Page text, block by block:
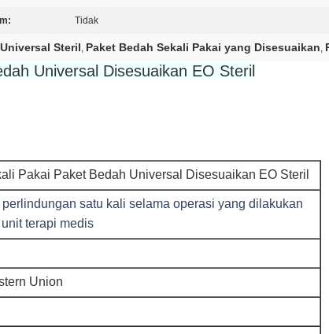
Tidak
Steril, Paket Bedah Sekali Pakai yang Disesuaikan,
Universal Disesuaikan EO Steril
Pakai Paket Bedah Universal Disesuaikan EO Steril
satu kali selama operasi yang dilakukan
terapi medis
Union